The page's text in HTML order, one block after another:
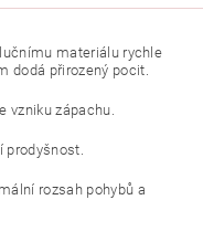
materiálu rychle
dodá přirozený pocit.
vzniku zápachu.
prodyšnost.
rozsah pohybů a